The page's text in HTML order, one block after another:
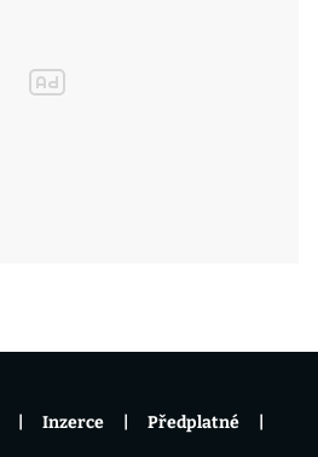
Inzerce Předplatné